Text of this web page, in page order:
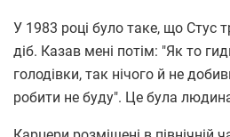
У 1983 році було таке, що Стус
діб. Казав мені потім: "Як то
голодівки, так нічого й не
робити не буду". Це була